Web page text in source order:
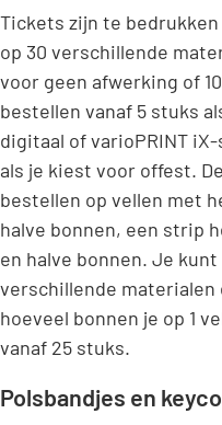
Tickets zijn te
op 30 verschillende
voor geen afwerking of
bestellen vanaf 5 stuks
digitaal of varioPRINT
als je kiest voor offest.
bestellen op vellen met
halve bonnen, een strip
en halve bonnen. Je
verschillende materialen
hoeveel bonnen je op 1
vanaf 25 stuks.
Polsbandjes en